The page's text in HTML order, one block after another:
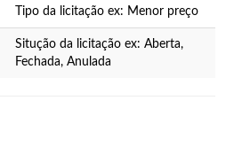
Tipo da licitação ex: Menor preço
Situção da licitação ex: Aberta,
Fechada, Anulada